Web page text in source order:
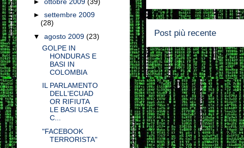
Post più recente
►settembre 2009
(28)
▼agosto 2009(23)
GOLPE IN
HONDURAS E
BASI IN
COLOMBIA
IL PARLAMENTO
DELL'ECUAD
OR RIFIUTA
LE BASI USA E
C...
"FACEBOOK
TERRORISTA"